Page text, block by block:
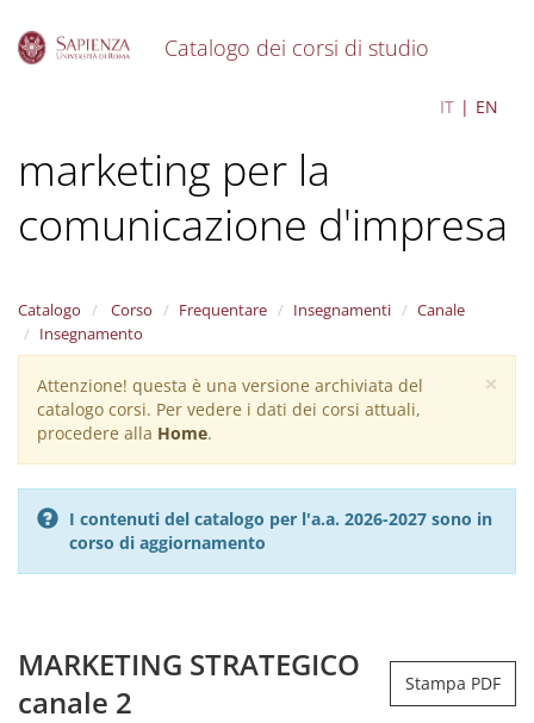
Catalogo dei corsi di studio
IT EN
marketing per la
comunicazione d'impresa
Catalogo Corso Frequentare Insegnamenti
Canale
Insegnamento
×
Warning
message
Attenzione! questa è una versione archiviata del
catalogo corsi. Per vedere i dati dei corsi attuali,
procedere alla Home.
I contenuti del catalogo per l'a.a. 2026-2027 sono in
corso di aggiornamento
MARKETING STRATEGICO
canale 2
Stampa PDF